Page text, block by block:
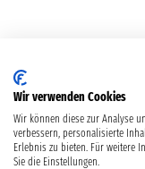
Wir verwenden Cookies
Wir können diese zur Analyse
verbessern, personalisierte
Erlebnis zu bieten. Für weitere
Sie die Einstellungen.